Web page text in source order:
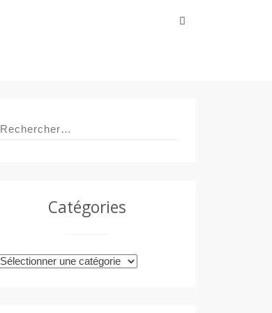
Rechercher :
Catégories
Catégories